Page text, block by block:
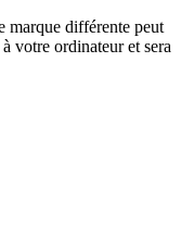
marque différente peut
votre ordinateur et sera